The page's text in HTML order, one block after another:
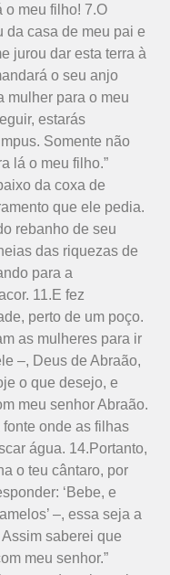
o meu filho! 7.O
da casa de meu pai e
jurou dar esta terra à
o seu anjo
mulher para o meu
estarás
Somente não
lá o meu filho.”
da coxa de
que ele pedia.
rebanho de seu
das riquezas de
para a
11.E fez
perto de um poço.
as mulheres para ir
–, Deus de Abraão,
o que desejo, e
meu senhor Abraão.
onde as filhas
água. 14.Portanto,
o teu cântaro, por
‘Bebe, e
–, essa seja a
saberei que
meu senhor.”